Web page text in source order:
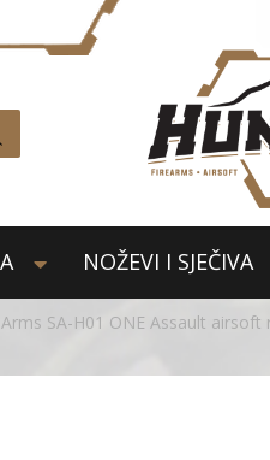
NOŽEVI I SJEČIVA
SA-H01 ONE Assault airsoft